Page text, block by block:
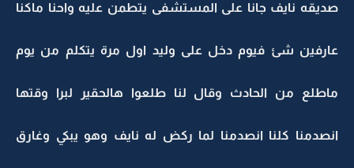
صديقه نايف جانا على المستشفى يتطمن عليه واحنا ماكنا
عارفين شئ فيوم دخل على وليد اول مرة يتكلم من يوم
ماطلع من الحادث وقال لنا طلعوا هالحقير لبرا وقتها
انصدمنا كلنا انصدمنا لما ركض له نايف وهو يبكي وغارق